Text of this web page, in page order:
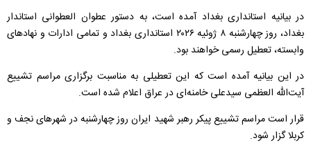
در بیانیه استانداری بغداد آمده است، به دستور عطوان العطوانی استاندار
بغداد، روز چهارشنبه ۸ ژوئیه ۲۰۲۶‏ استانداری بغداد و تمامی ادارات و نهادهای
وابسته، تعطیل رسمی خواهند بود.
در این بیانیه آمده است که این تعطیلی به مناسبت برگزاری مراسم تشییع
آیت‌الله العظمی سیدعلی خامنه‌ای در عراق اعلام شده است.
قرار است مراسم تشییع پیکر رهبر شهید ایران روز چهارشنبه در شهرهای نجف و
کربلا گزار شود.